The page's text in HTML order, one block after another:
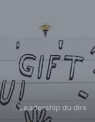
Leadership du